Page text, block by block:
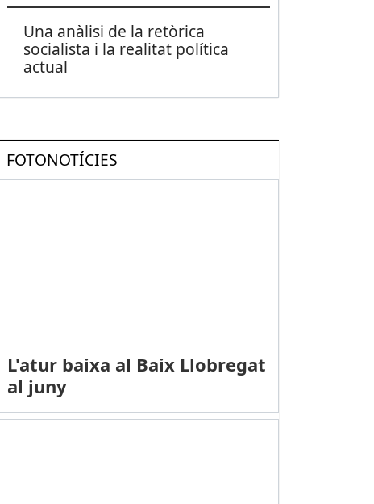
Una anàlisi de la retòrica
socialista i la realitat política
actual
FOTONOTÍCIES
L'atur baixa al Baix Llobregat
al juny